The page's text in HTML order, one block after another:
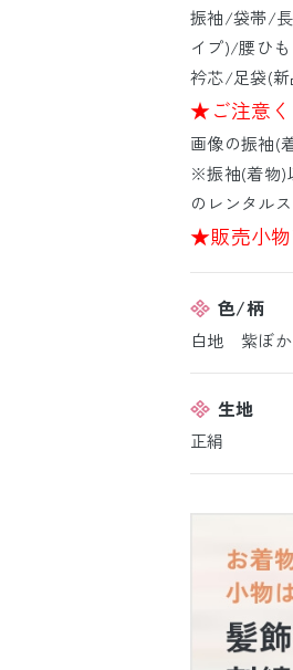
振袖/袋帯/
イプ)/腰ひ
衿芯/足袋(新
★ご注意く
画像の振袖(
※振袖(着物)
のレンタル
★販売小
色/柄
白地 紫ぼ
生地
正絹